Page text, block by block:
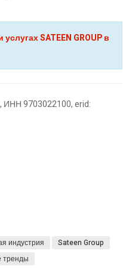
SATEEN GROUP в
9703022100, erid:
индустрия
Sateen Group
тренды